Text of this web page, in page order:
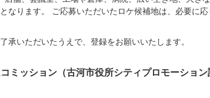
なります。 ご応募いただいたロケ候補地は、必要に
承いただいたうえで、登録をお願いいたします。
ミッション（古河市役所シティプロモーショ